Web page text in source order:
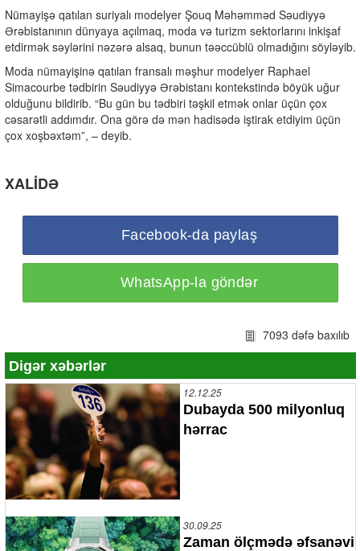
Nümayişə qatılan suriyalı modelyer Şouq Məhəmməd Səudiyyə
Ərəbistanının dünyaya açılmaq, moda və turizm sektorlarını inkişaf
etdirmək səylərini nəzərə alsaq, bunun təəccüblü olmadığını söyləyib.
Moda nümayişinə qatılan fransalı məşhur modelyer Raphael
Simacourbe tədbirin Səudiyyə Ərəbistanı kontekstində böyük uğur
olduğunu bildirib. “Bu gün bu tədbiri təşkil etmək onlar üçün çox
cəsarətli addımdır. Ona görə də mən hadisədə iştirak etdiyim üçün
çox xoşbəxtəm”, – deyib.
XALİDƏ
Facebook-da paylaş
WhatsApp-la göndər
7093 dəfə baxılıb
Digər xəbərlər
12.12.25
Dubayda 500 milyonluq
hərrac
30.09.25
Zaman ölçmədə əfsanəvi